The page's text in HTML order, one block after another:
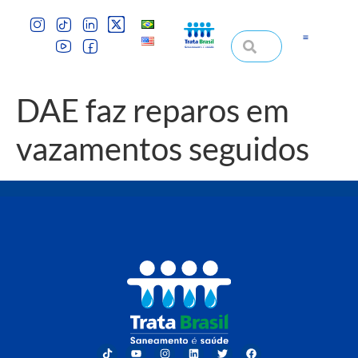
DAE faz reparos em
vazamentos seguidos